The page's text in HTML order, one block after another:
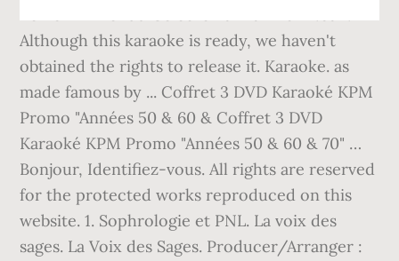
Although this karaoke is ready, we haven't
obtained the rights to release it. Karaoke. as
made famous by ... Coffret 3 DVD Karaoké KPM
Promo "Années 50 & 60 & Coffret 3 DVD
Karaoké KPM Promo "Années 50 & 60 & 70" …
Bonjour, Identifiez-vous. All rights are reserved
for the protected works reproduced on this
website. 1. Sophrologie et PNL. La voix des
sages. La Voix des Sages. Producer/Arranger :